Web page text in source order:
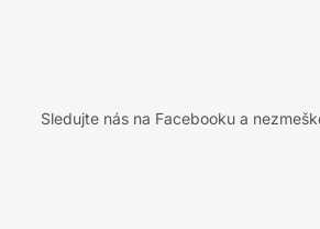
Sledujte nás na Facebooku a